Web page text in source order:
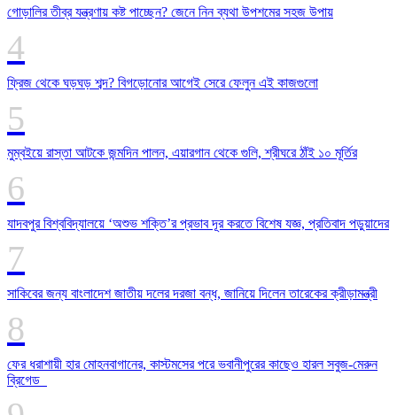
গোড়ালির তীব্র যন্ত্রণায় কষ্ট পাচ্ছেন? জেনে নিন ব্যথা উপশমের সহজ উপায়
ফ্রিজ থেকে ঘড়ঘড় শব্দ? বিগড়োনোর আগেই সেরে ফেলুন এই কাজগুলো
মুম্বইয়ে রাস্তা আটকে জন্মদিন পালন, এয়ারগান থেকে গুলি, শ্রীঘরে ঠাঁই ১০ মূর্তির
যাদবপুর বিশ্ববিদ্যালয়ে ‘অশুভ শক্তি’র প্রভাব দূর করতে বিশেষ যজ্ঞ, প্রতিবাদ পড়ুয়াদের
সাকিবের জন্য বাংলাদেশ জাতীয় দলের দরজা বন্ধ, জানিয়ে দিলেন তারেকের ক্রীড়ামন্ত্রী
ফের ধরাশায়ী হার মোহনবাগানের, কাস্টমসের পরে ভবানীপুরের কাছেও হারল সবুজ-মেরুন
ব্রিগেড